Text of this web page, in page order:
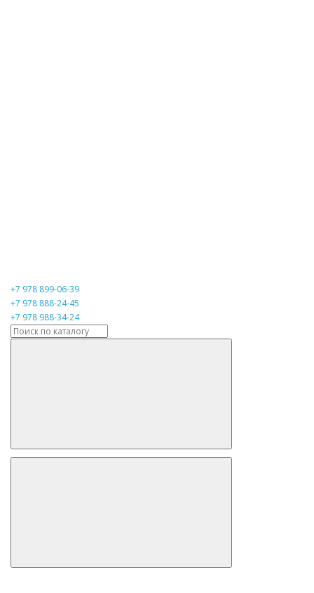
+7 978 899-06-39
+7 978 888-24-45
+7 978 988-34-24